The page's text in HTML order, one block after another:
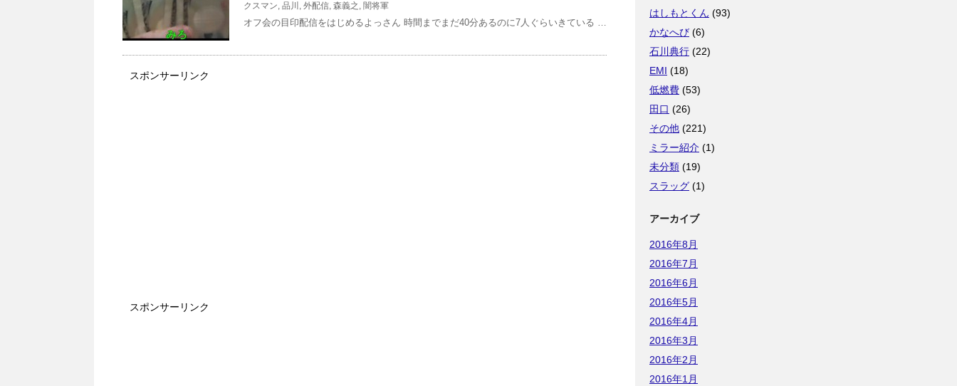
クスマン, 品川 , 外配信, 森義之 , 闇将軍
オフ会の目印配信をはじめるよっさん 時間までまだ40分あるのに7人ぐらいきている …
スポンサーリンク
スポンサーリンク
はしもとくん (93)
かなへび (6)
石川典行 (22)
EMI (18)
低燃費 (53)
田口 (26)
その他 (221)
ミラー紹介 (1)
未分類 (19)
スラッグ (1)
アーカイブ
2016年8月
2016年7月
2016年6月
2016年5月
2016年4月
2016年3月
2016年2月
2016年1月